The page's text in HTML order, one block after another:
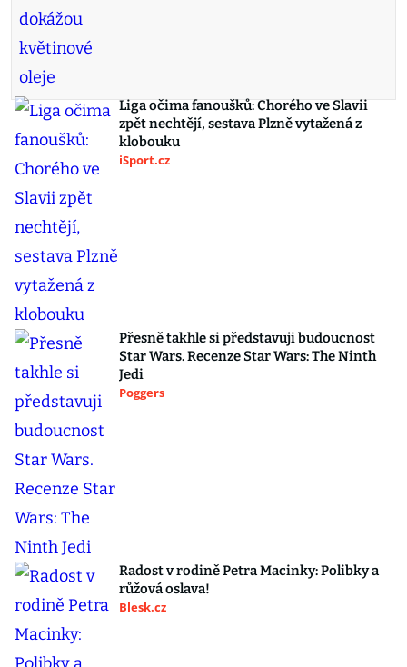
Liga očima fanoušků: Chorého ve Slavii
zpět nechtějí, sestava Plzně vytažená z
klobouku
iSport.cz
Přesně takhle si představuji budoucnost
Star Wars. Recenze Star Wars: The Ninth
Jedi
Poggers
Radost v rodině Petra Macinky: Polibky a
růžová oslava!
Blesk.cz